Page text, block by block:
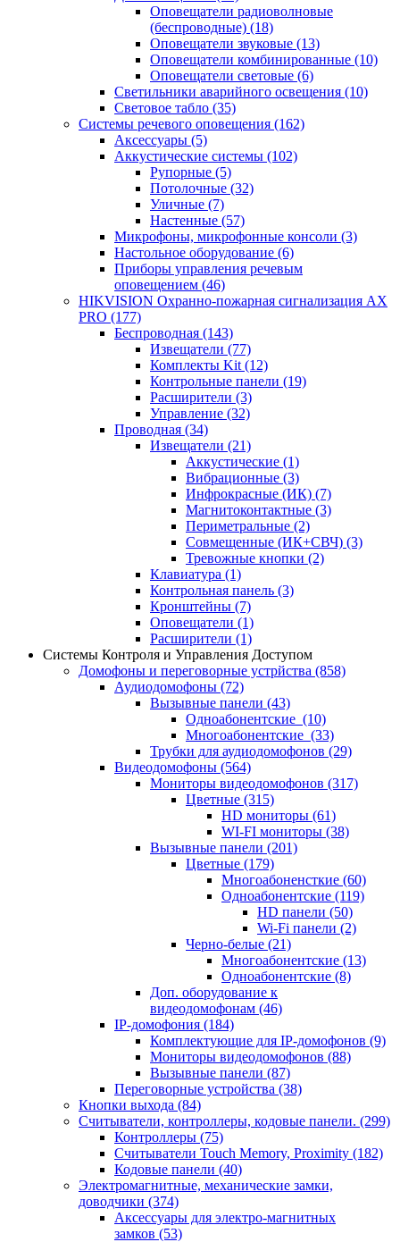
Оповещатели радиоволновые
(беспроводные) (18)
Оповещатели звуковые (13)
Оповещатели комбинированные (10)
Оповещатели световые (6)
Светильники аварийного освещения (10)
Световое табло (35)
Системы речевого оповещения (162)
Аксессуары (5)
Аккустические системы (102)
Рупорные (5)
Потолочные (32)
Уличные (7)
Настенные (57)
Микрофоны, микрофонные консоли (3)
Настольное оборудование (6)
Приборы управления речевым
оповещением (46)
HIKVISION Охранно-пожарная сигнализация AX
PRO (177)
Беспроводная (143)
Извещатели (77)
Комплекты Kit (12)
Контрольные панели (19)
Расширители (3)
Управление (32)
Проводная (34)
Извещатели (21)
Аккустические (1)
Вибрационные (3)
Инфрокрасные (ИК) (7)
Магнитоконтактные (3)
Периметральные (2)
Совмещенные (ИК+СВЧ) (3)
Тревожные кнопки (2)
Клавиатура (1)
Контрольная панель (3)
Кронштейны (7)
Оповещатели (1)
Расширители (1)
Системы Контроля и Управления Доступом
Домофоны и переговорные устрйства (858)
Аудиодомофоны (72)
Вызывные панели (43)
Одноабонентские (10)
Многоабонентские (33)
Трубки для аудиодомофонов (29)
Видеодомофоны (564)
Мониторы видеодомофонов (317)
Цветные (315)
HD мониторы (61)
WI-FI мониторы (38)
Вызывные панели (201)
Цветные (179)
Многоабоненсткие (60)
Одноабонентские (119)
HD панели (50)
Wi-Fi панели (2)
Черно-белые (21)
Многоабонентские (13)
Одноабонентские (8)
Доп. оборудование к
видеодомофонам (46)
IP-домофония (184)
Комплектующие для IP-домофонов (9)
Мониторы видеодомофонов (88)
Вызывные панели (87)
Переговорные устройства (38)
Кнопки выхода (84)
Считыватели, контроллеры, кодовые панели. (299)
Контроллеры (75)
Считыватели Touch Memory, Proximity (182)
Кодовые панели (40)
Электромагнитные, механические замки,
доводчики (374)
Аксессуары для электро-магнитных
замков (53)